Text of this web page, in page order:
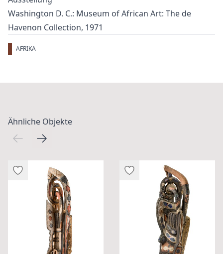
Washington D. C.: Museum of African Art: The de
Havenon Collection, 1971
AFRIKA
Ähnliche Objekte